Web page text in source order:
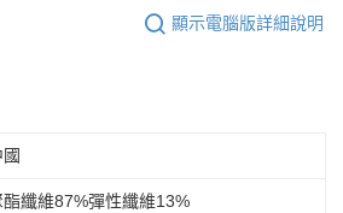
顯示電腦版詳細說明
酯纖維87%彈性纖維13%